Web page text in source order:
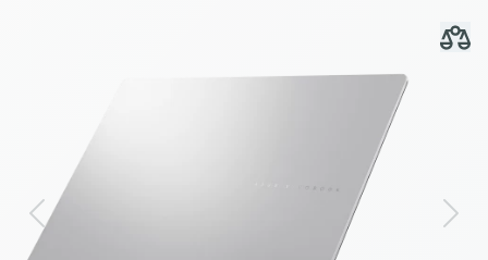
Previous Next